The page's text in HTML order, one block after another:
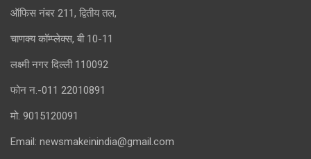
ऑफिस नंबर 211, द्वितीय तल,
चाणक्य कॉम्प्लेक्स, बी 10-11
लक्ष्मी नगर दिल्ली 110092
फोन न.-011 22010891
मो. 9015120091
Email: newsmakeinindia@gmail.com